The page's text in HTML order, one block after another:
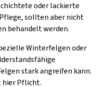
oder lackierte
sollten aber nicht
behandelt werden.
Winterfelgen oder
stark angreifen kann.
hier Pflicht.